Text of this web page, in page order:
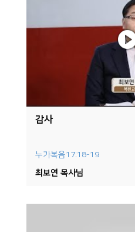
감사
누가복음17:18-19
최보연 목사님